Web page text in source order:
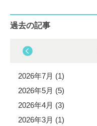
過去の記事
2026年7月 (1)
2026年5月 (5)
2026年4月 (3)
2026年3月 (1)